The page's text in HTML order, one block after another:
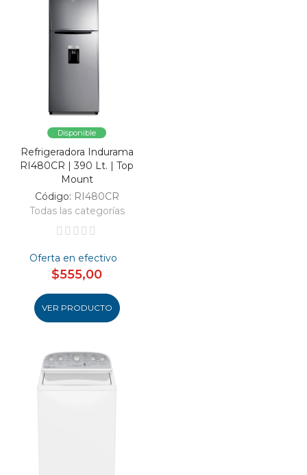
Disponible
Refrigeradora Indurama
RI480CR | 390 Lt. | Top
Mount
Código: RI480CR
Todas las categorías
Oferta en efectivo
$555,00
VER PRODUCTO